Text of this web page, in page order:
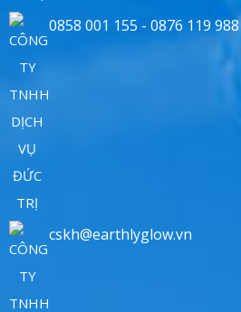
0858 001 155 - 0876 119 988
cskh@earthlyglow.vn